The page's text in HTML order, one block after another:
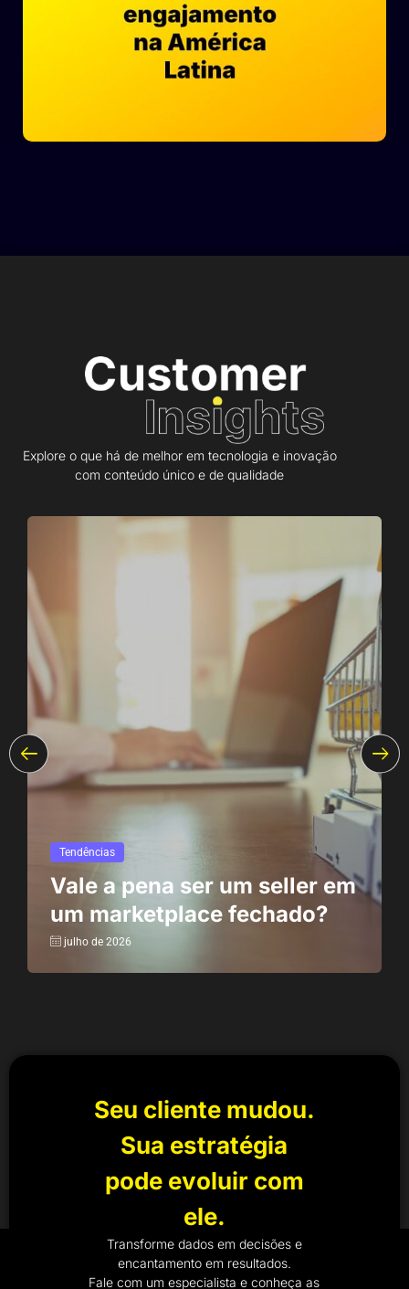
Explore o que há de melhor em tecnologia e inovação
com conteúdo único e de qualidade
Tendências
Vale a pena ser um seller em
um marketplace fechado?
julho de 2026
Seu cliente mudou.
Sua estratégia
pode evoluir com
ele.
Transforme dados em decisões e
encantamento em resultados.
Fale com um especialista e conheça as